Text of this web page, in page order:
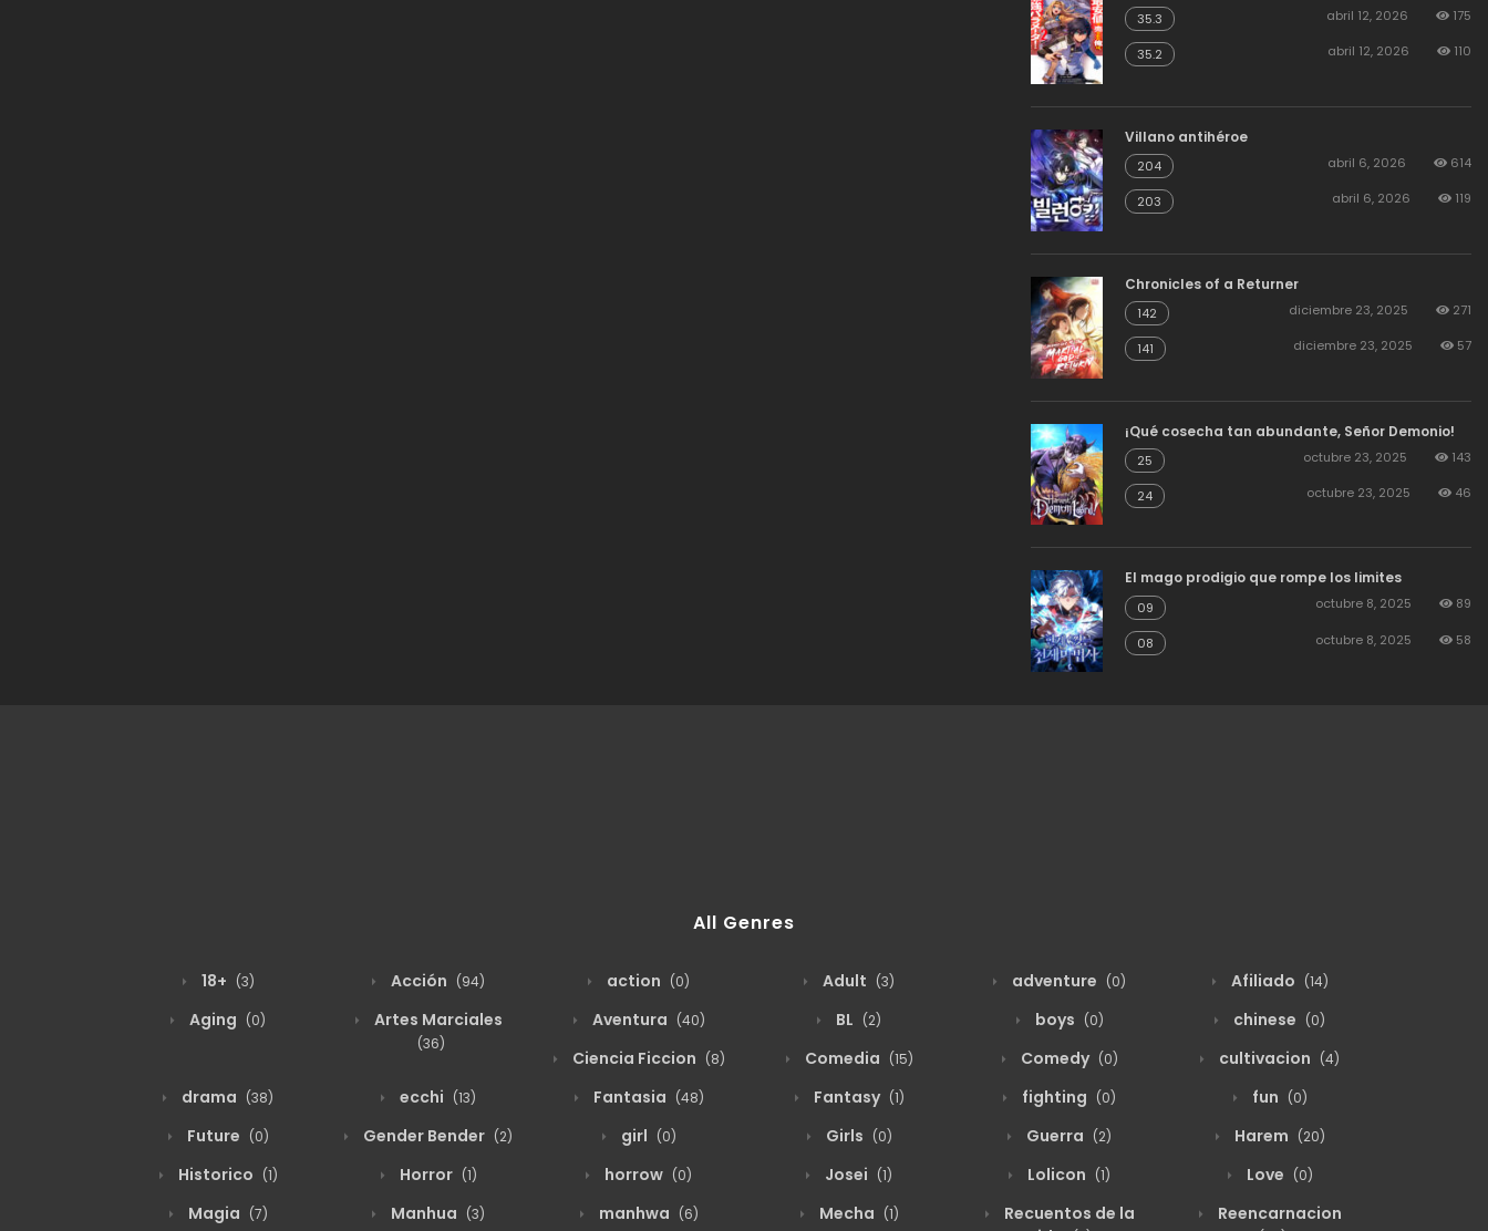
35.3 abril 12, 2026 175
35.2 abril 12, 2026 110
Villano antihéroe
204 abril 6, 2026 614
203 abril 6, 2026 119
Chronicles of a Returner
142 diciembre 23, 2025 271
141 diciembre 23, 2025 57
¡Qué cosecha tan abundante, Señor Demonio!
25 octubre 23, 2025 143
24 octubre 23, 2025 46
El mago prodigio que rompe los limites
09 octubre 8, 2025 89
08 octubre 8, 2025 58
All Genres
18+ (3) Acción (94) action (0) Adult (3) adventure (0) Afiliado (14)
Aging (0) Artes Marciales
(36)
Aventura (40) BL (2) boys (0) chinese (0)
Ciencia Ficcion (8) Comedia (15) Comedy (0) cultivacion (4)
drama (38) ecchi (13) Fantasia (48) Fantasy (1) fighting (0) fun (0)
Future (0) Gender Bender (2) girl (0) Girls (0) Guerra (2) Harem (20)
Historico (1) Horror (1) horrow (0) Josei (1) Lolicon (1) Love (0)
Magia (7) Manhua (3) manhwa (6) Mecha (1)
Recuentos de la
Reencarnacion